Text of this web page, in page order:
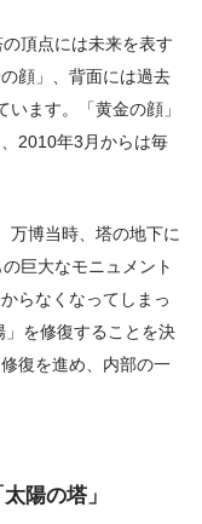
頂点には未来を表す
顔」、背面には過去
ます。「黄金の顔」
2010年3月からは毎
万博当時、塔の地下に
巨大なモニュメント
らなくなってしまっ
を修復することを決
復を進め、内部の一
陽の塔」